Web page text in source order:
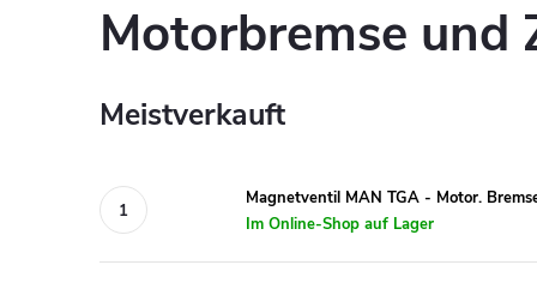
Motorbremse und
Meistverkauft
Magnetventil MAN TGA - Motor.
Im Online-Shop auf Lager